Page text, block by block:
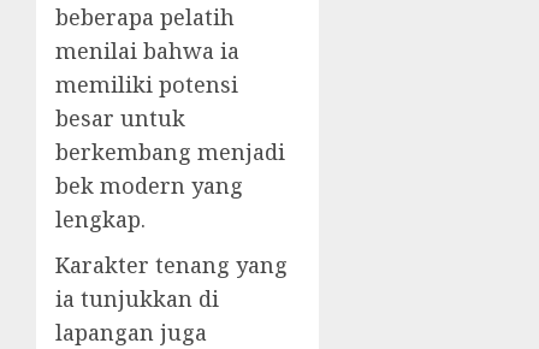
beberapa pelatih
menilai bahwa ia
memiliki potensi
besar untuk
berkembang menjadi
bek modern yang
lengkap.
Karakter tenang yang
ia tunjukkan di
lapangan juga